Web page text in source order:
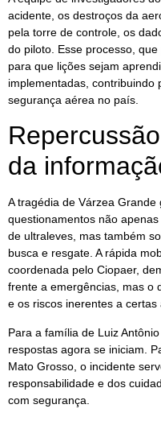
acidente, os destroços da
pela torre de controle, os
do piloto. Esse processo,
para que lições sejam
implementadas, contribuindo
segurança aérea no país.
da
A tragédia de Várzea
questionamentos não
de ultraleves, mas também
busca e resgate. A rápida
coordenada pelo Ciopaer,
frente a emergências, mas o
e os riscos inerentes a certas
Para a família de Luiz
respostas agora se iniciam.
Mato Grosso, o incidente
responsabilidade e dos
com segurança.